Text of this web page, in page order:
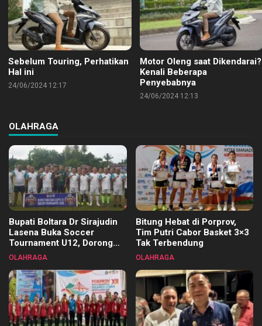
Sebelum Touring, Perhatikan
Hal ini
24/06/2024 12:17
Motor Oleng saat Dikendarai?
Kenali Beberapa
Penyebabnya
24/06/2024 12:13
OLAHRAGA
Bupati Boltara Dr Sirajudin
Lasena Buka Soccer
Tournament U12, Dorong
Pembinaan Merata di Setiap
OLAHRAGA
Bitung Hebat di Porprov,
Tim Putri Cabor Basket 3×3
Tak Terbendung
OLAHRAGA